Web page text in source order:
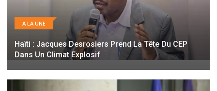
A LA UNE
Haïti : Jacques Desrosiers Prend La Tête Du CEP
Dans Un Climat Explosif